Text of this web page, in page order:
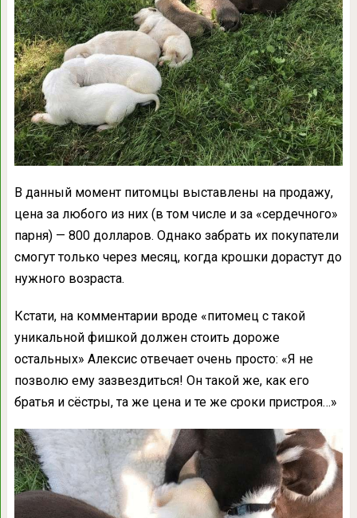
В данный момент питомцы выставлены на продажу,
цена за любого из них (в том числе и за «сердечного»
парня) — 800 долларов. Однако забрать их покупатели
смогут только через месяц, когда крошки дорастут до
нужного возраста.
Кстати, на комментарии вроде «питомец с такой
уникальной фишкой должен стоить дороже
остальных» Алексис отвечает очень просто: «Я не
позволю ему зазвездиться! Он такой же, как его
братья и сёстры, та же цена и те же сроки пристроя…»